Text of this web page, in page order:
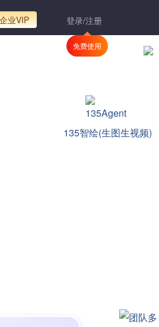
业VIP
免费使用
登录/注册
135智绘(生图生视频)